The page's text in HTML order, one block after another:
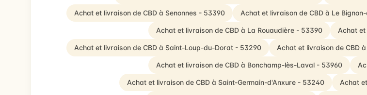
Achat et livraison de CBD à Senonnes - 53390 Achat et livraison de CBD à Le
Achat et livraison de CBD à La Rouaudière - 53390 Achat
Achat et livraison de CBD à Saint-Loup-du-Dorat - 53290 Achat et livraison de CBD
Achat et livraison de CBD à Bonchamp-lès-Laval - 53960
Achat et livraison de CBD à Saint-Germain-d'Anxure - 53240 Achat